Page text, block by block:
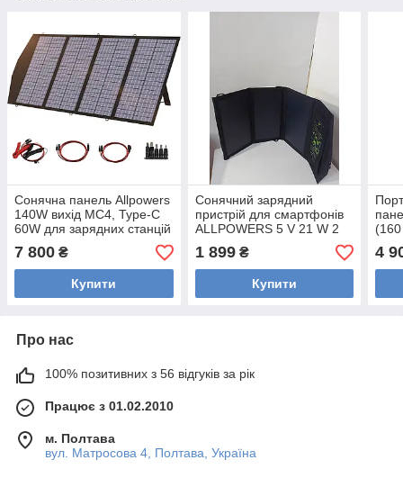
Сонячна панель Allpowers
140W вихід MC4, Type-C
60W для зарядних станцій
Bluetti, Ecoflow та для
Starlink.
7 800 ₴
Купити
Сонячний зарядний
пристрій для смартфонів
ALLPOWERS 5 V 21 W 2
USB, складана сонячна
панель
1 899₴
Купити
4
Про нас
100% позитивних з 56 відгуків за рік
Працює з 01.02.2010
м. Полтава
вул. Матросова 4, Полтава, Україна